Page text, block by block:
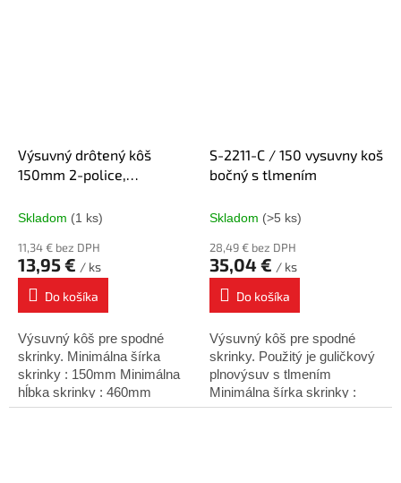
Výsuvný drôtený kôš
150mm 2-police,
Skladom (1 ks)
11,34 € bez DPH
13,95 € / ks
Do košíka
Výsuvný kôš pre spodné
skrinky. Minimálna šírka
skrinky : 150mm Minimálna
hĺbka skrinky : 460mm
Minimálna výška skrinky :
S-2211-C / 150 vysuvny koš
bočný s tlmením
Skladom (>5 ks)
28,49 € bez DPH
35,04 € / ks
Do košíka
Výsuvný kôš pre spodné
skrinky. Použitý je guličkový
plnovýsuv s tlmením
Minimálna šírka skrinky :
150mm Minimálna hĺbka